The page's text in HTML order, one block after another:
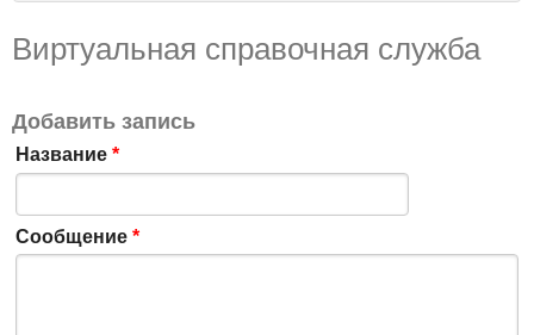
Виртуальная справочная служба
Добавить запись
Название*
Сообщение*